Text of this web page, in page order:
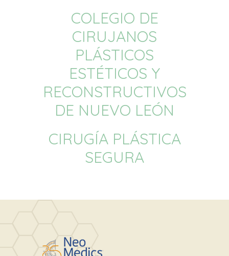
COLEGIO DE
CIRUJANOS
PLÁSTICOS
ESTÉTICOS Y
RECONSTRUCTIVOS
DE NUEVO LEÓN
CIRUGÍA PLÁSTICA
SEGURA